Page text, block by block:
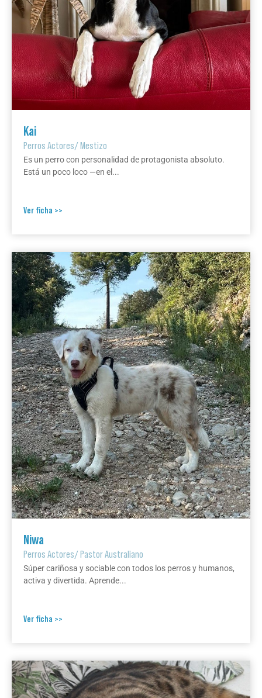
Kai
Perros Actores/Mestizo
Es un perro con personalidad de protagonista absoluto.
Está un poco loco —en el...
Ver ficha >>
Niwa
Perros Actores/Pastor Australiano
Súper cariñosa y sociable con todos los perros y humanos,
activa y divertida. Aprende...
Ver ficha >>